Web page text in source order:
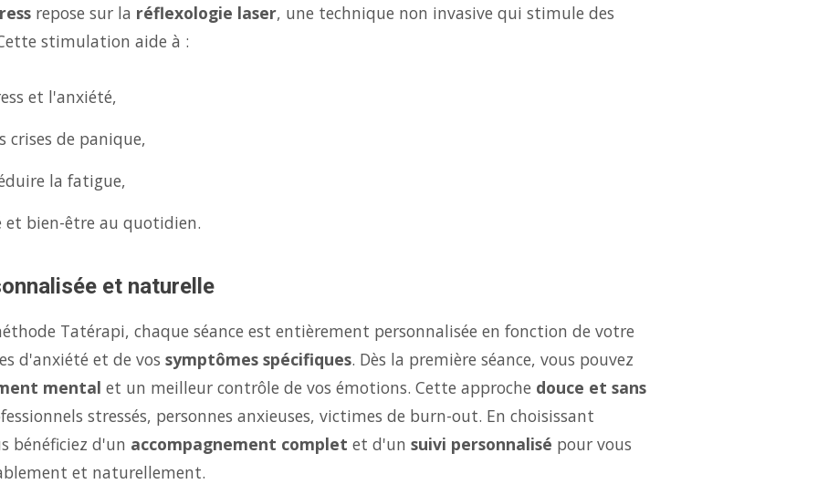
repose sur la réflexologie laser, une technique non invasive qui stimule des
stimulation aide à :
et l'anxiété,
crises de panique,
la fatigue,
et bien-être au quotidien.
et naturelle
Tatérapi, chaque séance est entièrement personnalisée en fonction de votre
d'anxiété et de vos symptômes spécifiques. Dès la première séance, vous pouvez
mental et un meilleur contrôle de vos émotions. Cette approche douce et sans
stressés, personnes anxieuses, victimes de burn-out. En choisissant
bénéficiez d'un accompagnement complet et d'un suivi personnalisé pour vous
et naturellement.